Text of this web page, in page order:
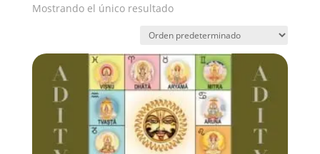
Mostrando el único resultado